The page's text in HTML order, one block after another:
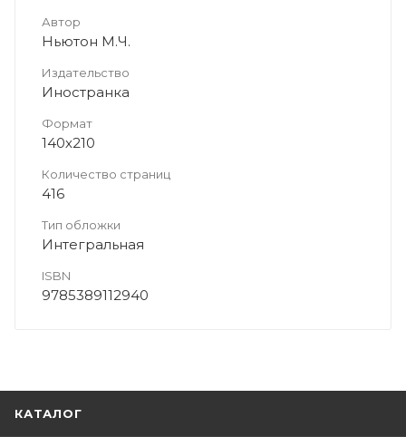
Автор
Ньютон М.Ч.
Издательство
Иностранка
Формат
140х210
Количество страниц
416
Тип обложки
Интегральная
ISBN
9785389112940
КАТАЛОГ